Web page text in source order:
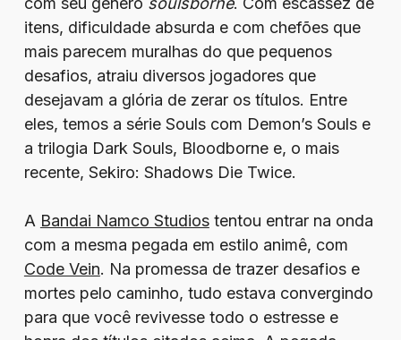
itens, dificuldade absurda e com chefões que
mais parecem muralhas do que pequenos
desafios, atraiu diversos jogadores que
desejavam a glória de zerar os títulos. Entre
eles, temos a série Souls com Demon’s Souls e
a trilogia Dark Souls, Bloodborne e, o mais
recente, Sekiro: Shadows Die Twice.
A Bandai Namco Studiostentou entrar na onda
com a mesma pegada em estilo animê, com
Code Vein. Na promessa de trazer desafios e
mortes pelo caminho, tudo estava convergindo
para que você revivesse todo o estresse e